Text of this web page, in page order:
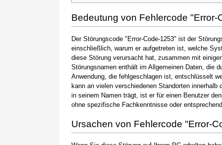
Bedeutung von Fehlercode "Error-
Der Störungscode "Error-Code-1253" ist der
einschließlich, warum er aufgetreten ist, welche
diese Störung verursacht hat, zusammen mit
Störungsnamen enthält im Allgemeinen Daten, die
Anwendung, die fehlgeschlagen ist, entschlüsselt
kann an vielen verschiedenen Standorten
in seinem Namen trägt, ist er für einen Benutzer
ohne spezifische Fachkenntnisse oder
Ursachen von Fehlercode "Error-